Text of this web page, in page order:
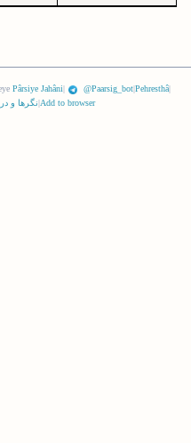
Pârsiye Jahâni| @Paarsig_bot|Pehresthâ|
نگرها و Add to browser